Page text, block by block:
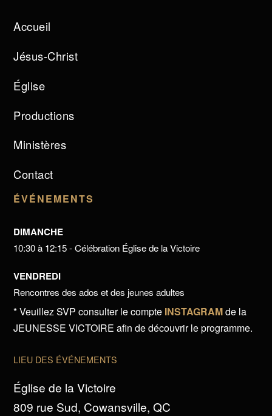
Accueil
Jésus-Christ
Église
Productions
Ministères
Contact
ÉVÉNEMENTS
DIMANCHE
10:30 à 12:15 - Célébration Église de la Victoire
VENDREDI
Rencontres des ados et des jeunes adultes
* Veuillez SVP consulter le compte INSTAGRAMde la
JEUNESSE VICTOIRE afin de découvrir le programme.
LIEU DES ÉVÉNEMENTS
Église de la Victoire
809 rue Sud, Cowansville, QC